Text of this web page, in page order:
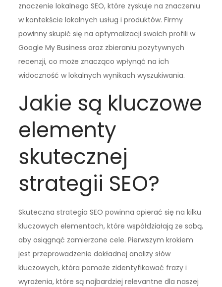
znaczenie lokalnego SEO, które zyskuje na znaczeniu
w kontekście lokalnych usług i produktów. Firmy
powinny skupić się na optymalizacji swoich profili w
Google My Business oraz zbieraniu pozytywnych
recenzji, co może znacząco wpłynąć na ich
widoczność w lokalnych wynikach wyszukiwania.
Jakie są kluczowe
elementy
skutecznej
strategii SEO?
Skuteczna strategia SEO powinna opierać się na kilku
kluczowych elementach, które współdziałają ze sobą,
aby osiągnąć zamierzone cele. Pierwszym krokiem
jest przeprowadzenie dokładnej analizy słów
kluczowych, która pomoże zidentyfikować frazy i
wyrażenia, które są najbardziej relevantne dla naszej